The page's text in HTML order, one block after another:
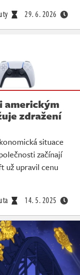
29. 6. 2026
americkým
zdražení
situace
začínají
už upravil cenu
14. 5. 2025